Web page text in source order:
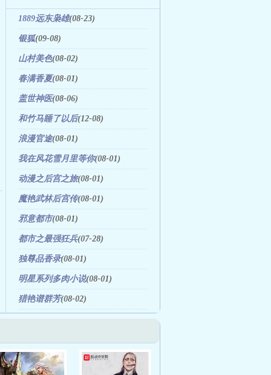
1889远东枭雄(08-23)
银狐(09-08)
山村美色(08-02)
春满香夏(08-01)
盖世神医(08-06)
和竹马睡了以后(12-08)
浪漫官途(08-01)
我在风花雪月里等你(08-01)
动漫之后宫之旅(08-01)
魔艳武林后宫传(08-01)
邪意都市(08-01)
都市之最强狂兵(07-28)
独尊品香录(08-01)
明星系列多肉小说(08-01)
猎艳谱群芳(08-02)